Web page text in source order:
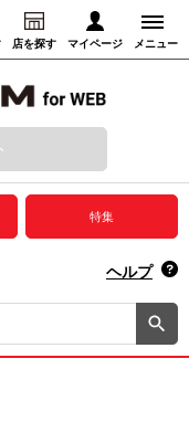
店を探す マイページ メニュー
録音からさがす
特集
ヘルプ